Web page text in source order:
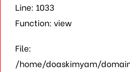
Line: 1033
Function: view
File:
/home/doaskimyam/